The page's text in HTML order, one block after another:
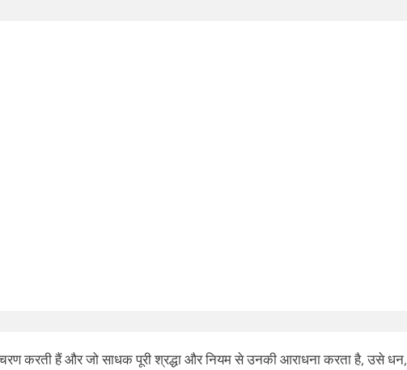
विचरण करती हैं और जो साधक पूरी श्रद्धा और नियम से उनकी आराधना करता है, उसे धन,